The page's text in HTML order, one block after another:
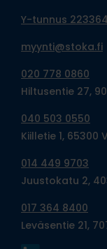
Y-tunnus
myynti@stoka.fi
020 778 0860
Hiltusentie 27,
040 503 0550
Kiilletie 1, 65300
014 449 9703
Juustokatu 2,
017 364 8400
Leväsentie 21,